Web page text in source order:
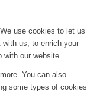
use cookies to let us
with us, to enrich your
our website.
You can also
some types of cookies